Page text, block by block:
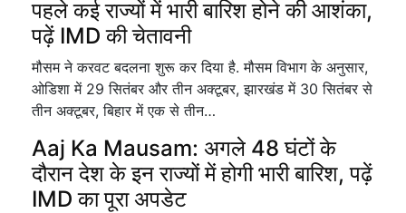
पहले कई राज्यों में भारी बारिश होने की आशंका,
पढ़ें IMD की चेतावनी
मौसम ने करवट बदलना शुरू कर दिया है. मौसम विभाग के अनुसार,
ओडिशा में 29 सितंबर और तीन अक्टूबर, झारखंड में 30 सितंबर से
तीन अक्टूबर, बिहार में एक से तीन…
Aaj Ka Mausam: अगले 48 घंटों के
दौरान देश के इन राज्यों में होगी भारी बारिश, पढ़ें
IMD का पूरा अपडेट